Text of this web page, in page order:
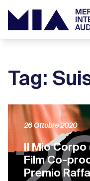
Tag:
Il Mio
Film Co-
Premio
26 Ottobre 2020